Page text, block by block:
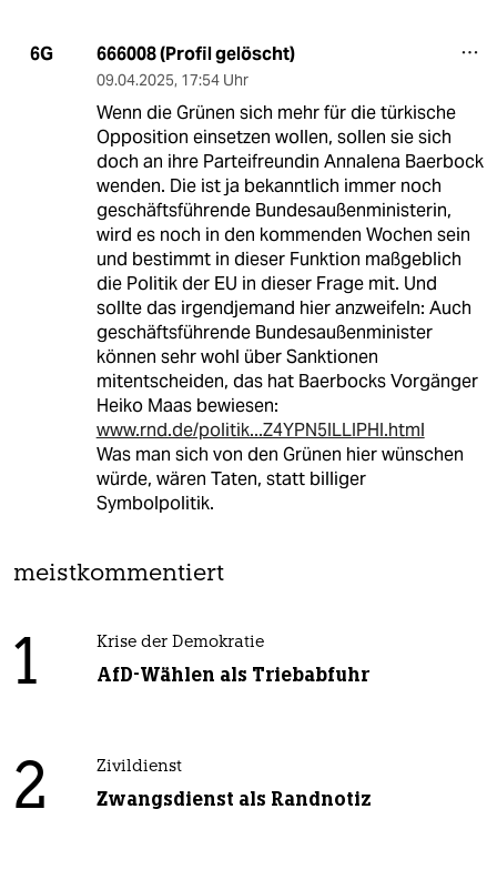
6G 666008 (Profil gelöscht)
09.04.2025, 17:54 Uhr
Wenn die Grünen sich mehr für die türkische
Opposition einsetzen wollen, sollen sie sich
doch an ihre Parteifreundin Annalena Baerbock
wenden. Die ist ja bekanntlich immer noch
geschäftsführende Bundesaußenministerin,
wird es noch in den kommenden Wochen sein
und bestimmt in dieser Funktion maßgeblich
die Politik der EU in dieser Frage mit. Und
sollte das irgendjemand hier anzweifeln: Auch
geschäftsführende Bundesaußenminister
können sehr wohl über Sanktionen
mitentscheiden, das hat Baerbocks Vorgänger
Heiko Maas bewiesen:
www.rnd.de/politik...Z4YPN5ILLIPHI.html
Was man sich von den Grünen hier wünschen
würde, wären Taten, statt billiger
Symbolpolitik.
meistkommentiert
1 Krise der Demokratie
AfD-Wählen als Triebabfuhr
2 Zivildienst
Zwangsdienst als Randnotiz